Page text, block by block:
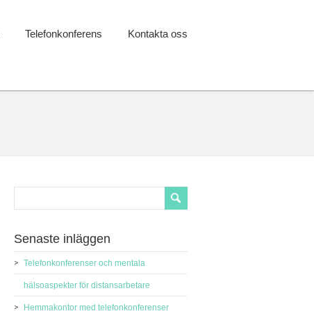
Telefonkonferens Kontakta oss
Senaste inläggen
Telefonkonferenser och mentala
hälsoaspekter för distansarbetare
Hemmakontor med telefonkonferenser